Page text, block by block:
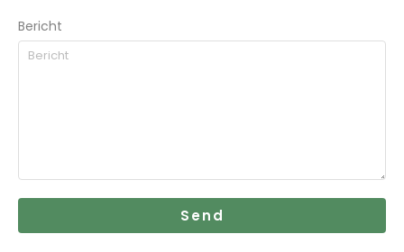
Bericht
Send